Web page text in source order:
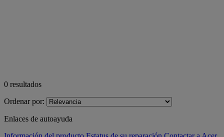
0 resultados
Ordenar por:
Enlaces de autoayuda